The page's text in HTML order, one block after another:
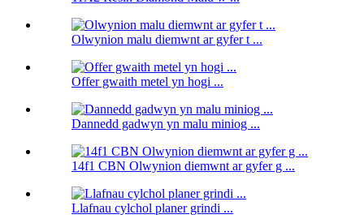
Olwynion malu diemwnt ar gyfer t ...
Offer gwaith metel yn hogi ...
Dannedd gadwyn yn malu miniog ...
14f1 CBN Olwynion diemwnt ar gyfer g ...
Llafnau cylchol planer grindi ...